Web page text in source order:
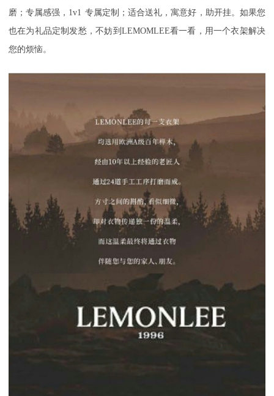
磨；专属感强，1v1 专属定制；适合送礼，寓意好，助开挂。如果您
也在为礼品定制发愁，不妨到 LEMOMLEE看一看，用一个衣架解决
您的烦恼。